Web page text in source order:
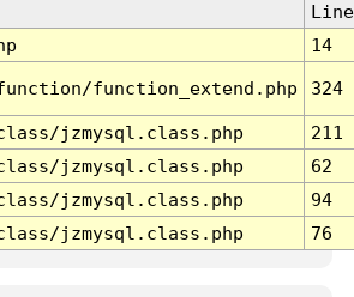
Line
14
function_extend.php 324
jzmysql.class.php
211
jzmysql.class.php
62
jzmysql.class.php
94
jzmysql.class.php 76